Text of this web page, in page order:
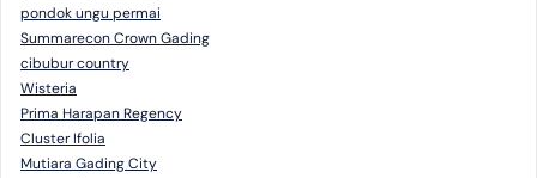
pondok ungu permai
Summarecon Crown Gading
cibubur country
Wisteria
Prima Harapan Regency
Cluster Ifolia
Mutiara Gading City